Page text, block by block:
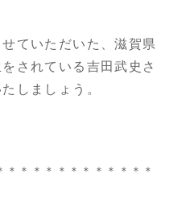
ていただいた、滋賀県
されている吉田武史さ
しましょう。
＊＊＊＊＊＊＊＊＊＊＊